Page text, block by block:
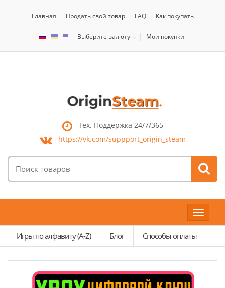
Главная Продать свой товар FAQ Как покупать
Выберите валюту Мои покупки
Тех. Поддержка 24/7/365
https://vk.com/suppport_origin_steam
товаров:
Toggle
Игры по алфавиту (A-Z)
Блог Способы оплаты